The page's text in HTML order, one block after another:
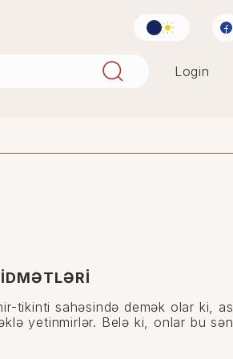
Login
tikinti sahəsində demək olar ki,
yetinmirlər. Belə ki, onlar bu